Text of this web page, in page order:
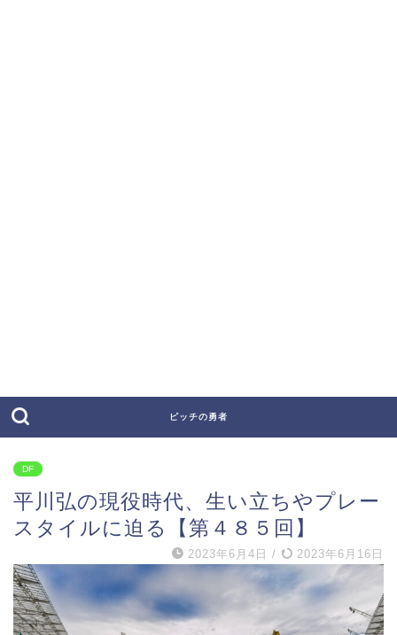
ピッチの勇者
DF
平川弘の現役時代、生い立ちやプレー
スタイルに迫る【第４８５回】
2023年6月4日 / 2023年6月16日